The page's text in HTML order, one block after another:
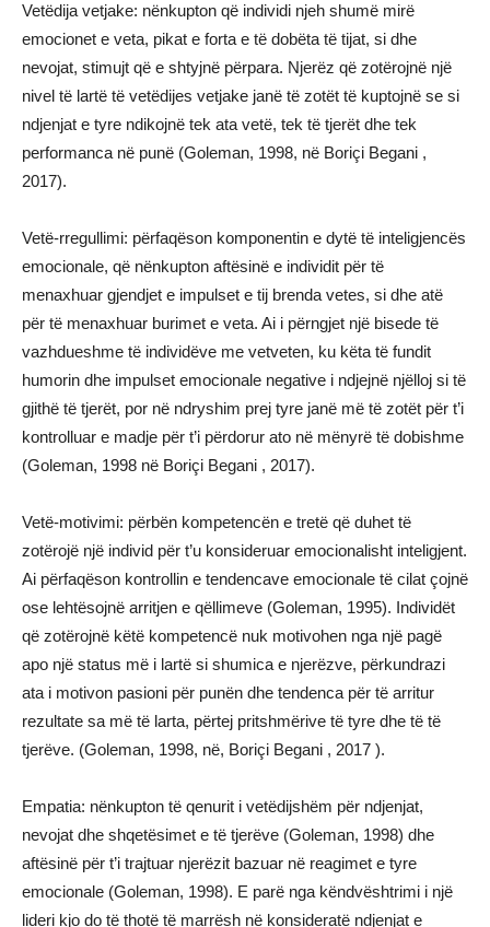
Vetëdija vetjake: nënkupton që individi njeh shumë mirë
emocionet e veta, pikat e forta e të dobëta të tijat, si dhe
nevojat, stimujt që e shtyjnë përpara. Njerëz që zotërojnë një
nivel të lartë të vetëdijes vetjake janë të zotët të kuptojnë se si
ndjenjat e tyre ndikojnë tek ata vetë, tek të tjerët dhe tek
performanca në punë (Goleman, 1998, në Boriçi Begani ,
2017).
Vetë-rregullimi: përfaqëson komponentin e dytë të inteligjencës
emocionale, që nënkupton aftësinë e individit për të
menaxhuar gjendjet e impulset e tij brenda vetes, si dhe atë
për të menaxhuar burimet e veta. Ai i përngjet një bisede të
vazhdueshme të individëve me vetveten, ku këta të fundit
humorin dhe impulset emocionale negative i ndjejnë njëlloj si të
gjithë të tjerët, por në ndryshim prej tyre janë më të zotët për t’i
kontrolluar e madje për t’i përdorur ato në mënyrë të dobishme
(Goleman, 1998 në Boriçi Begani , 2017).
Vetë-motivimi: përbën kompetencën e tretë që duhet të
zotërojë një individ për t’u konsideruar emocionalisht inteligjent.
Ai përfaqëson kontrollin e tendencave emocionale të cilat çojnë
ose lehtësojnë arritjen e qëllimeve (Goleman, 1995). Individët
që zotërojnë këtë kompetencë nuk motivohen nga një pagë
apo një status më i lartë si shumica e njerëzve, përkundrazi
ata i motivon pasioni për punën dhe tendenca për të arritur
rezultate sa më të larta, përtej pritshmërive të tyre dhe të të
tjerëve. (Goleman, 1998, në, Boriçi Begani , 2017 ).
Empatia: nënkupton të qenurit i vetëdijshëm për ndjenjat,
nevojat dhe shqetësimet e të tjerëve (Goleman, 1998) dhe
aftësinë për t’i trajtuar njerëzit bazuar në reagimet e tyre
emocionale (Goleman, 1998). E parë nga këndvështrimi i një
lideri kjo do të thotë të marrësh në konsideratë ndjenjat e